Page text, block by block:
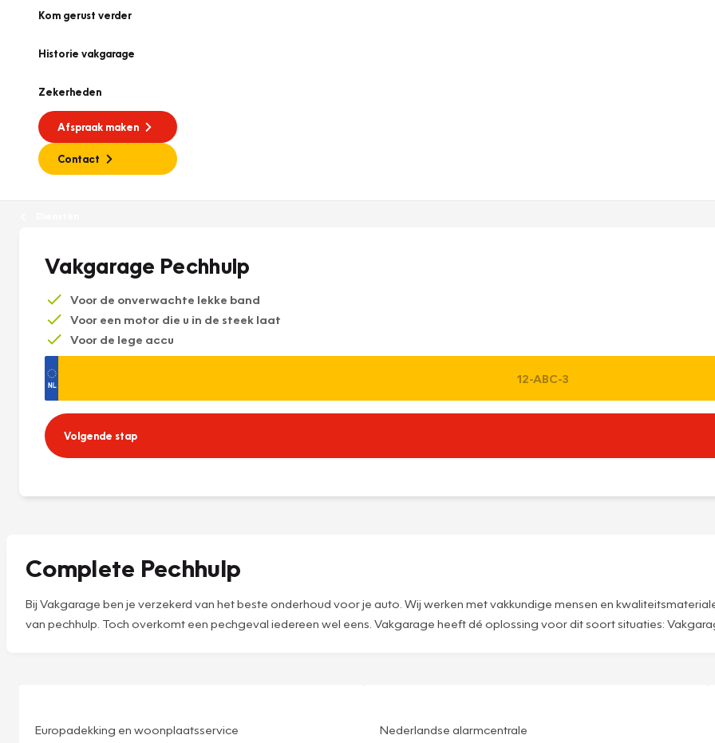
Kom gerust verder
Historie vakgarage
Zekerheden
Afspraak maken
Contact
Vakgarage Pechhulp
Voor de onverwachte lekke band
Voor een motor die u in de steek laat
Voor de lege accu
Volgende stap
Complete Pechhulp
Bij Vakgarage ben je verzekerd van het beste onderhoud voor je auto. Wij werken met vakkundige mensen en
van pechhulp. Toch overkomt een pechgeval iedereen wel eens. Vakgarage heeft dé oplossing voor dit soort situaties:
Europadekking en woonplaatsservice Nederlandse alarmcentrale